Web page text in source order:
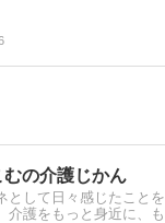
むの介護じかん
として日々感じたこと
介護をもっと身近に、も